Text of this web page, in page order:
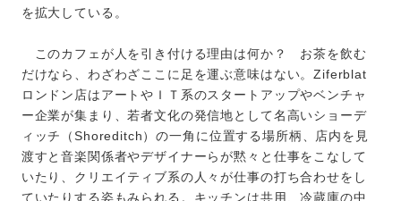
を拡大している。
このカフェが人を引き付ける理由は何か？ お茶を飲む
だけなら、わざわざここに足を運ぶ意味はない。Ziferblat
ロンドン店はアートやＩＴ系のスタートアップやベンチャ
ー企業が集まり、若者文化の発信地として名高いショーデ
ィッチ（Shoreditch）の一角に位置する場所柄、店内を見
渡すと音楽関係者やデザイナーらが黙々と仕事をこなして
いたり、クリエイティブ系の人々が仕事の打ち合わせをし
ていたりする姿もみられる。キッチンは共用、冷蔵庫の中